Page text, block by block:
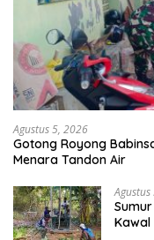
Agustus 5, 2026
Gotong Royong
Menara Tandon Air
Kawal